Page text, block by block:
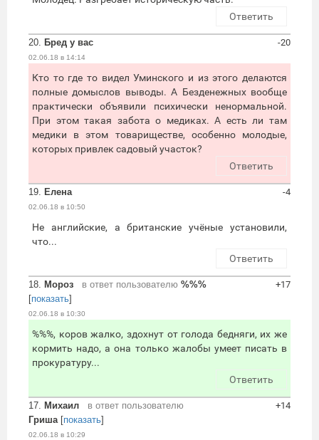
Ответить
20. Бред у вас
02.06.18 в 14:14
-20
Кто то где то видел Уминского и из этого делаются
полные домыслов выводы. А Безденежных вообще
практически объявили психически ненормальной.
При этом такая забота о медиках. А есть ли там
медики в этом товариществе, особенно молодые,
которых привлек садовый участок?
Ответить
19. Елена
02.06.18 в 10:50
-4
Не английские, а британские учёные установили,
что...
Ответить
18. Мороз в ответ пользователю %%%
[показать]
02.06.18 в 10:30
+17
%%%, коров жалко, здохнут от голода бедняги, их же
кормить надо, а она только жалобы умеет писать в
прокуратуру...
Ответить
17. Михаил
в ответ пользователю
Гриша[показать]
02.06.18 в 10:29
+14